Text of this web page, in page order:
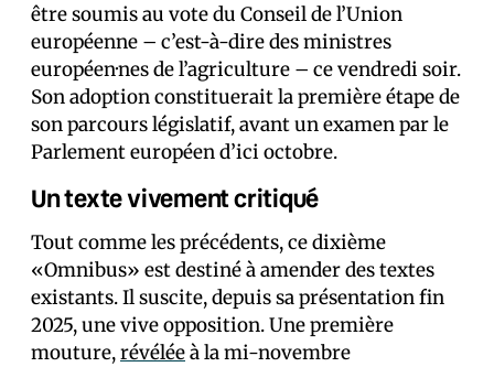
être soumis au vote du Conseil de l’Union
européenne – c’est-à-dire des ministres
européen·nes de l’agriculture – ce vendredi soir.
Son adoption constituerait la première étape de
son parcours législatif, avant un examen par le
Parlement européen d’ici octobre.
Un texte vivement critiqué
Tout comme les précédents, ce dixième
«Omnibus» est destiné à amender des textes
existants. Il suscite, depuis sa présentation fin
2025, une vive opposition. Une première
mouture,révéléeà la mi-novembre